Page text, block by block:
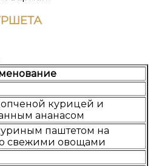
курицей и
ананасом
паштетом на
свежими овощами